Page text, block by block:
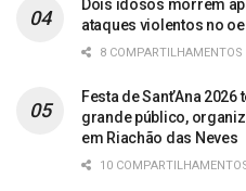
Dois idosos morrem
ataques violentos no
8 COMPARTILHAMENTOS
Festa de Sant’Ana
grande público,
em Riachão das Neves
10